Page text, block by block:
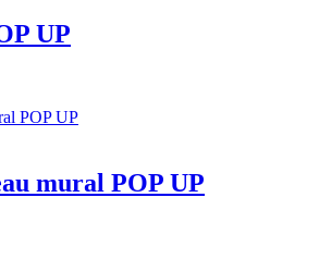
UP
mural POP UP